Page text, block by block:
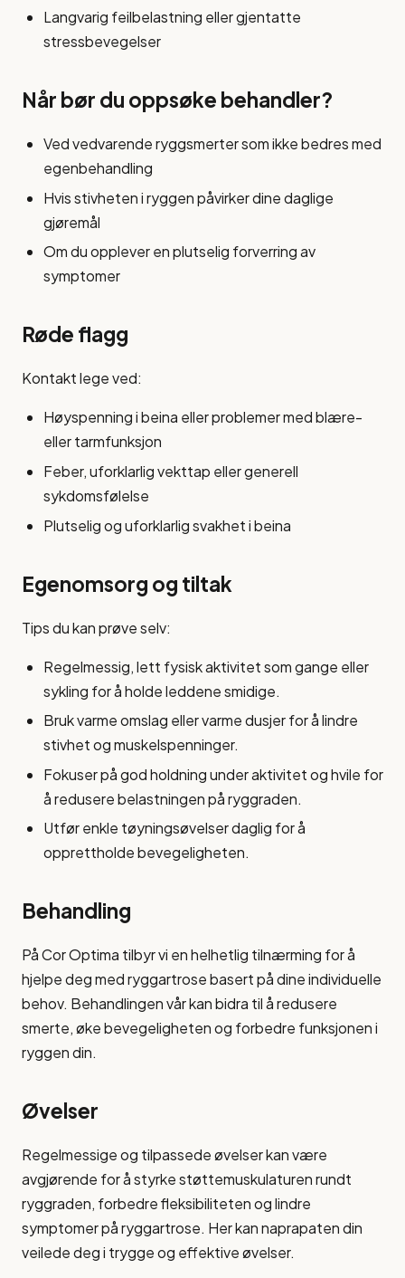
Langvarig feilbelastning eller gjentatte
stressbevegelser
Når bør du oppsøke behandler?
Ved vedvarende ryggsmerter som ikke bedres med
egenbehandling
Hvis stivheten i ryggen påvirker dine daglige
gjøremål
Om du opplever en plutselig forverring av
symptomer
Røde flagg
Kontakt lege ved:
Høyspenning i beina eller problemer med blære-
eller tarmfunksjon
Feber, uforklarlig vekttap eller generell
sykdomsfølelse
Plutselig og uforklarlig svakhet i beina
Egenomsorg og tiltak
Tips du kan prøve selv:
Regelmessig, lett fysisk aktivitet som gange eller
sykling for å holde leddene smidige.
Bruk varme omslag eller varme dusjer for å lindre
stivhet og muskelspenninger.
Fokuser på god holdning under aktivitet og hvile for
å redusere belastningen på ryggraden.
Utfør enkle tøyningsøvelser daglig for å
opprettholde bevegeligheten.
Behandling
På Cor Optima tilbyr vi en helhetlig tilnærming for å
hjelpe deg med ryggartrose basert på dine individuelle
behov. Behandlingen vår kan bidra til å redusere
smerte, øke bevegeligheten og forbedre funksjonen i
ryggen din.
Øvelser
Regelmessige og tilpassede øvelser kan være
avgjørende for å styrke støttemuskulaturen rundt
ryggraden, forbedre fleksibiliteten og lindre
symptomer på ryggartrose. Her kan naprapaten din
veilede deg i trygge og effektive øvelser.